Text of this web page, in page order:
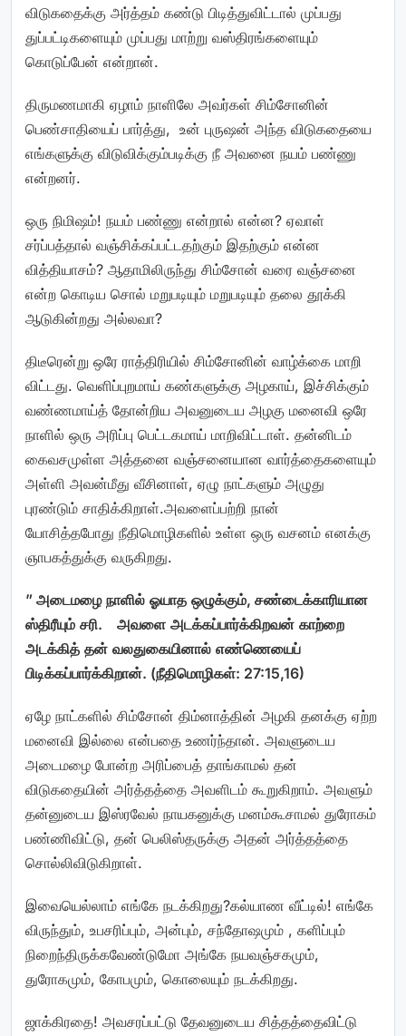
விடுகதைக்கு அர்த்தம் கண்டு பிடித்துவிட்டால் முப்பது
துப்பட்டிகளையும் முப்பது மாற்று வஸ்திரங்களையும்
கொடுப்பேன் என்றான்.
திருமணமாகி ஏழாம் நாளிலே அவர்கள் சிம்சோனின்
பெண்சாதியைப் பார்த்து, உன் புருஷன் அந்த விடுகதையை
எங்களுக்கு விடுவிக்கும்படிக்கு நீ அவனை நயம் பண்ணு
என்றனர்.
ஒரு நிமிஷம்! நயம் பண்ணு என்றால் என்ன? ஏவாள்
சர்ப்பத்தால் வஞ்சிக்கப்பட்டதற்கும் இதற்கும் என்ன
வித்தியாசம்? ஆதாமிலிருந்து சிம்சோன் வரை வஞ்சனை
என்ற கொடிய சொல் மறுபடியும் மறுபடியும் தலை தூக்கி
ஆடுகின்றது அல்லவா?
திடீரென்று ஒரே ராத்திரியில் சிம்சோனின் வாழ்க்கை மாறி
விட்டது. வெளிப்புறமாய் கண்களுக்கு அழகாய், இச்சிக்கும்
வண்ணமாய்த் தோன்றிய அவனுடைய அழகு மனைவி ஒரே
நாளில் ஒரு அரிப்பு பெட்டகமாய் மாறிவிட்டாள். தன்னிடம்
கைவசமுள்ள அத்தனை வஞ்சனையான வார்த்தைகளையும்
அள்ளி அவன்மீது வீசினாள், ஏழு நாட்களும் அழுது
புரண்டும் சாதிக்கிறாள்.அவளைப்பற்றி நான்
யோசித்தபோது நீதிமொழிகளில் உள்ள ஒரு வசனம் எனக்கு
ஞாபகத்துக்கு வருகிறது.
” அடைமழை நாளில் ஓயாத ஒழுக்கும், சண்டைக்காரியான
ஸ்திரீயும் சரி. அவளை அடக்கப்பார்க்கிறவன் காற்றை
அடக்கித் தன் வலதுகையினால் எண்ணெயைப்
பிடிக்கப்பார்க்கிறான். (நீதிமொழிகள்: 27:15,16)
ஏழே நாட்களில் சிம்சோன் திம்னாத்தின் அழகி தனக்கு ஏற்ற
மனைவி இல்லை என்பதை உணர்ந்தான். அவளுடைய
அடைமழை போன்ற அரிப்பைத் தாங்காமல் தன்
விடுகதையின் அர்த்தத்தை அவளிடம் கூறுகிறாம். அவளும்
தன்னுடைய இஸ்ரவேல் நாயகனுக்கு மனம்கூசாமல் துரோகம்
பண்ணிவிட்டு, தன் பெலிஸ்தருக்கு அதன் அர்த்தத்தை
சொல்லிவிடுகிறாள்.
இவையெல்லாம் எங்கே நடக்கிறது?கல்யாண வீட்டில்! எங்கே
விருந்தும், உபசரிப்பும், அன்பும், சந்தோஷமும் , களிப்பும்
நிறைந்திருக்கவேண்டுமோ அங்கே நயவஞ்சகமும்,
துரோகமும், கோபமும், கொலையும் நடக்கிறது.
ஜாக்கிரதை! அவசரப்பட்டு தேவனுடைய சித்தத்தைவிட்டு